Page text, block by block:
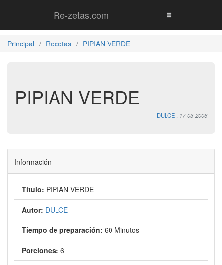
Re-zetas.com
Principal Recetas PIPIAN VERDE
PIPIAN VERDE
DULCE 17-03-2006
Información
Título: PIPIAN VERDE
Autor: DULCE
Tiempo de preparación: 60 Minutos
Porciones: 6